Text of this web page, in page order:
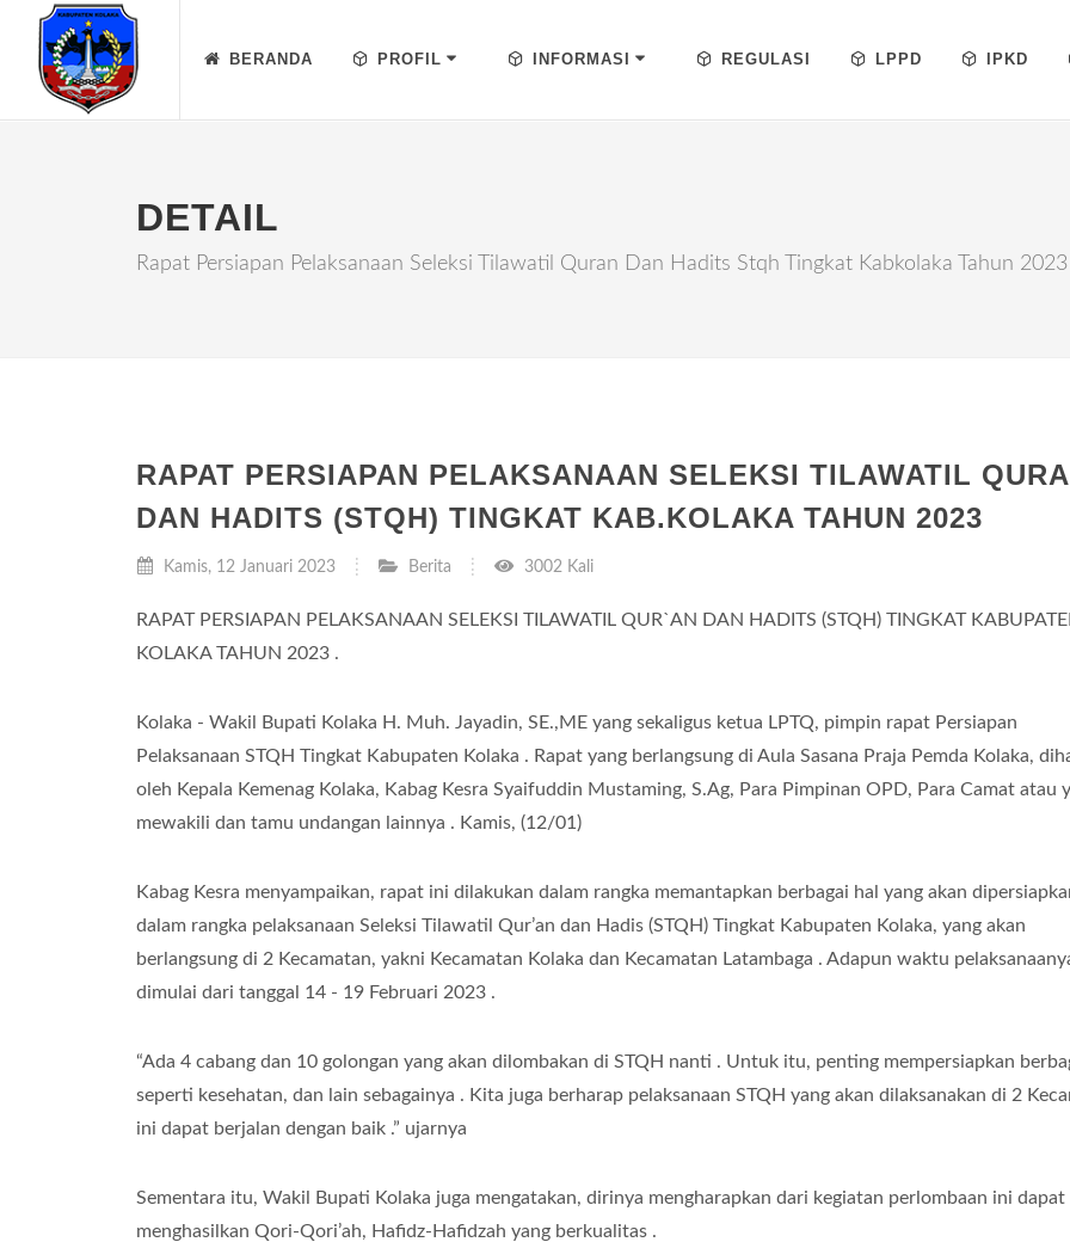
BERANDA PROFIL INFORMASI REGULASI LPPD IPKD
DETAIL
Rapat Persiapan Pelaksanaan Seleksi Tilawatil Quran Dan Hadits Stqh Tingkat Kabkolaka Tahun 2023
RAPAT PERSIAPAN PELAKSANAAN SELEKSI TILAWATIL
DAN HADITS (STQH) TINGKAT KAB.KOLAKA TAHUN 2023
Kamis, 12 Januari 2023 Berita 3002 Kali
RAPAT PERSIAPAN PELAKSANAAN SELEKSI TILAWATIL QUR`AN DAN HADITS (STQH) TINGKAT
KOLAKA TAHUN 2023 .
Kolaka - Wakil Bupati Kolaka H. Muh. Jayadin, SE.,ME yang sekaligus ketua LPTQ, pimpin rapat Persiapan
Pelaksanaan STQH Tingkat Kabupaten Kolaka . Rapat yang berlangsung di Aula Sasana Praja Pemda Kolaka,
oleh Kepala Kemenag Kolaka, Kabag Kesra Syaifuddin Mustaming, S.Ag, Para Pimpinan OPD, Para Camat atau
mewakili dan tamu undangan lainnya . Kamis, (12/01)
Kabag Kesra menyampaikan, rapat ini dilakukan dalam rangka memantapkan berbagai hal yang akan
dalam rangka pelaksanaan Seleksi Tilawatil Qur’an dan Hadis (STQH) Tingkat Kabupaten Kolaka, yang akan
berlangsung di 2 Kecamatan, yakni Kecamatan Kolaka dan Kecamatan Latambaga . Adapun waktu
dimulai dari tanggal 14 - 19 Februari 2023 .
“Ada 4 cabang dan 10 golongan yang akan dilombakan di STQH nanti . Untuk itu, penting mempersiapkan
seperti kesehatan, dan lain sebagainya . Kita juga berharap pelaksanaan STQH yang akan dilaksanakan di 2
ini dapat berjalan dengan baik .” ujarnya
Sementara itu, Wakil Bupati Kolaka juga mengatakan, dirinya mengharapkan dari kegiatan perlombaan ini dapat
menghasilkan Qori-Qori’ah, Hafidz-Hafidzah yang berkualitas .